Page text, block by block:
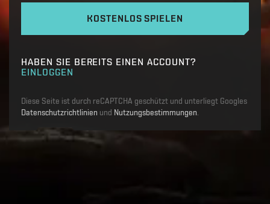
KOSTENLOS SPIELEN
HABEN SIE BEREITS EINEN ACCOUNT?
EINLOGGEN
Diese Seite ist durch reCAPTCHA geschützt und unterliegt Googles
Datenschutzrichtlinien und Nutzungsbestimmungen.